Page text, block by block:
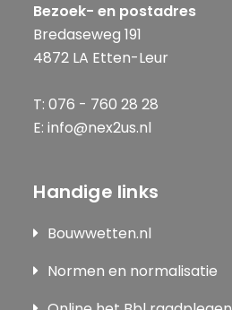
Bezoek- en postadres
Bredaseweg 191
4872 LA Etten-Leur
T: 076 - 760 28 28
E: info@nex2us.nl
Handige links
Bouwwetten.nl
Normen en normalisatie